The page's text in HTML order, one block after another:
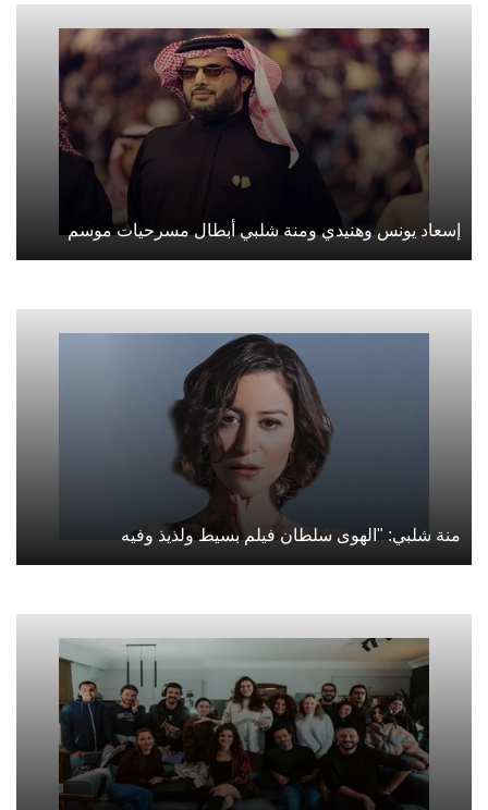
إسعاد يونس وهنيدي ومنة شلبي أبطال مسرحيات موسم
منة شلبي: "الهوى سلطان فيلم بسيط ولذيذ وفيه